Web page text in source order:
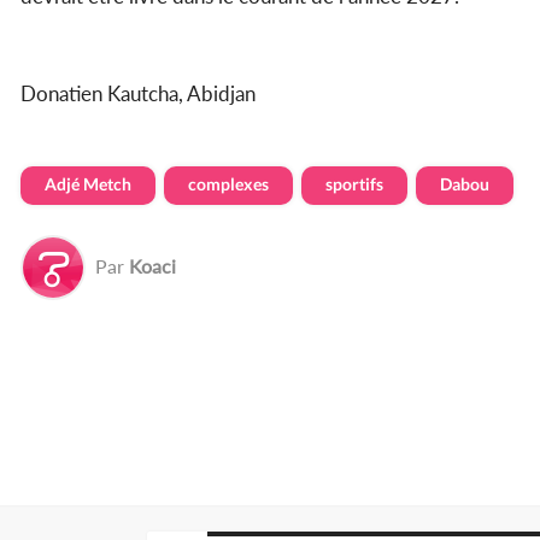
Donatien Kautcha, Abidjan
Adjé Metch complexes sportifs Dabou
Par Koaci